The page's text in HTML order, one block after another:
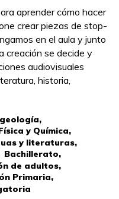
aprender cómo hacer
crear piezas de stop-
en el aula y junto
creación se decide y
audiovisuales
historia,
y Química,
y literaturas,
Bachillerato,
de adultos,
Primaria,